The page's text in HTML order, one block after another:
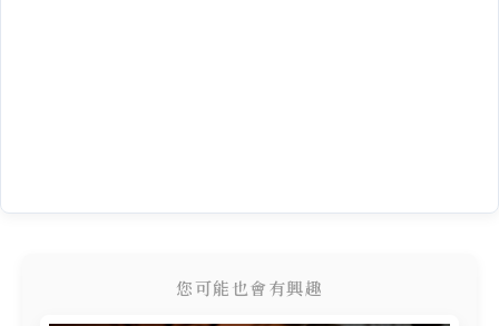
您可能也會有興趣